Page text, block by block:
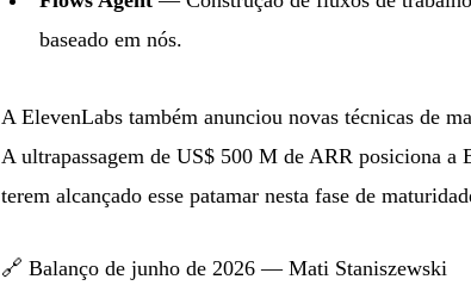
baseado em nós.
A ElevenLabs também anunciou novas técnicas de
A ultrapassagem de US$ 500 M de ARR posiciona a
terem alcançado esse patamar nesta fase de
🔗 Balanço de junho de 2026 — Mati Staniszewski